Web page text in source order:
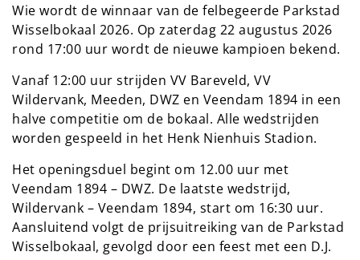
Wie wordt de winnaar van de felbegeerde Parkstad
Wisselbokaal 2026. Op zaterdag 22 augustus 2026
rond 17:00 uur wordt de nieuwe kampioen bekend.
Vanaf 12:00 uur strijden VV Bareveld, VV
Wildervank, Meeden, DWZ en Veendam 1894 in een
halve competitie om de bokaal. Alle wedstrijden
worden gespeeld in het Henk Nienhuis Stadion.
Het openingsduel begint om 12.00 uur met
Veendam 1894 – DWZ. De laatste wedstrijd,
Wildervank – Veendam 1894, start om 16:30 uur.
Aansluitend volgt de prijsuitreiking van de Parkstad
Wisselbokaal, gevolgd door een feest met een D.J.